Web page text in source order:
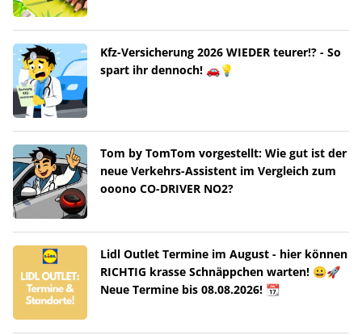
Kfz-Versicherung 2026 WIEDER teurer!? - So
spart ihr dennoch! 🚗💡
Tom by TomTom vorgestellt: Wie gut ist der
neue Verkehrs-Assistent im Vergleich zum
ooono CO-DRIVER NO2?
Lidl Outlet Termine im August - hier können
RICHTIG krasse Schnäppchen warten! 😀🚀
Neue Termine bis 08.08.2026! 📆